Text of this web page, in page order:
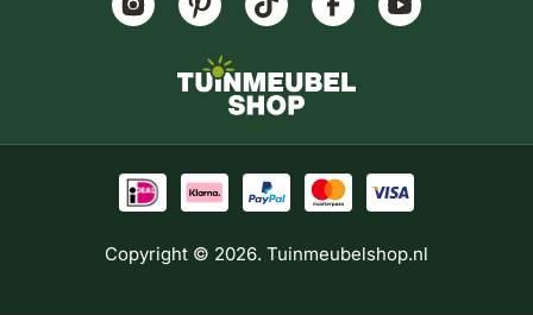
Copyright © 2026. Tuinmeubelshop.nl